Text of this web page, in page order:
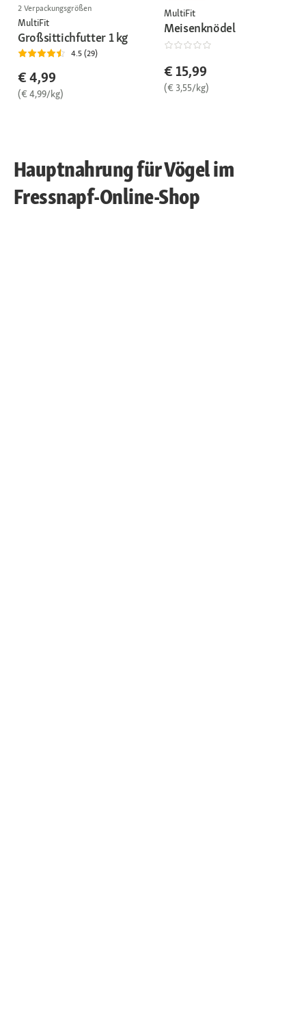
2 Verpackungsgrößen
MultiFit
Großsittichfutter 1 kg
4.5 (29)
€ 4,99
(€ 4,99/kg)
MultiFit
Meisenknödel
€ 15,99
(€ 3,55/kg)
Hauptnahrung für Vögel im
Fressnapf-Online-Shop